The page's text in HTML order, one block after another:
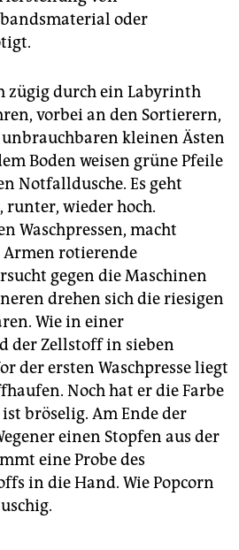
oder
zügig durch ein Labyrinth
vorbei an den Sortierern,
kleinen Ästen
Boden weisen grüne Pfeile
Notfalldusche. Es geht
wieder hoch.
Waschpressen, macht
Armen rotierende
gegen die Maschinen
drehen sich die riesigen
Wie in einer
der Zellstoff in sieben
der ersten Waschpresse liegt
Noch hat er die Farbe
bröselig. Am Ende der
einen Stopfen aus der
eine Probe des
in die Hand. Wie Popcorn